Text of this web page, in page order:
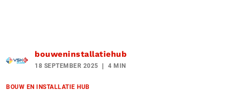
bouweninstallatiehub
18 SEPTEMBER 2025 4 MIN
BOUW EN INSTALLATIE HUB